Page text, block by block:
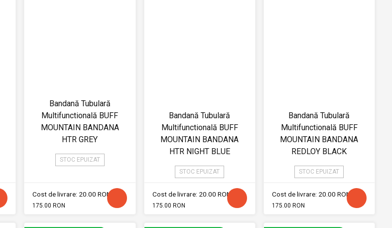
Bandană Tubulară
Multifunctională BUFF
MOUNTAIN BANDANA
HTR GREY
STOC EPUIZAT
Cost de livrare: 20.00 RON
175.00 RON
Bandană Tubulară
Multifunctională BUFF
MOUNTAIN BANDANA
HTR NIGHT BLUE
STOC EPUIZAT
Cost de livrare: 20.00 RON
175.00 RON
Bandană Tubulară
Multifunctională BUFF
MOUNTAIN BANDANA
REDLOY BLACK
STOC EPUIZAT
Cost de livrare: 20.00 RON
175.00 RON